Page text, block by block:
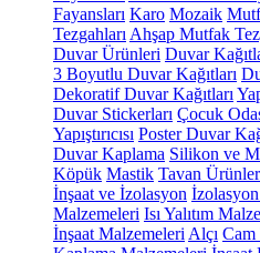
Fayansları Karo Mozaik
Tezgahları Ahşap Mutfak
Duvar Ürünleri Duvar
3 Boyutlu Duvar Kağıtları
Dekoratif Duvar Kağıtları
Duvar Stickerları Çocuk
Yapıştırıcısı Poster Duvar
Duvar Kaplama Silikon ve
Köpük Mastik Tavan
İnşaat ve İzolasyon
Malzemeleri Isı Yalıtım
İnşaat Malzemeleri Alçı Cam